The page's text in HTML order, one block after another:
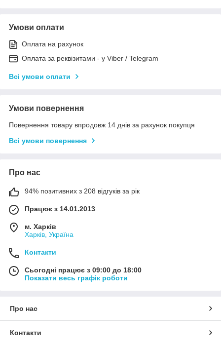
Умови оплати
Оплата на рахунок
Оплата за реквізитами - у Viber / Telegram
Всі умови оплати
Умови повернення
Повернення товару впродовж 14 днів за рахунок покупця
Всі умови повернення
Про нас
94% позитивних з 208 відгуків за рік
Працює з 14.01.2013
м. Харків
Харків, Україна
Контакти
Сьогодні працює з 09:00 до 18:00
Показати весь графік роботи
Про нас
Контакти